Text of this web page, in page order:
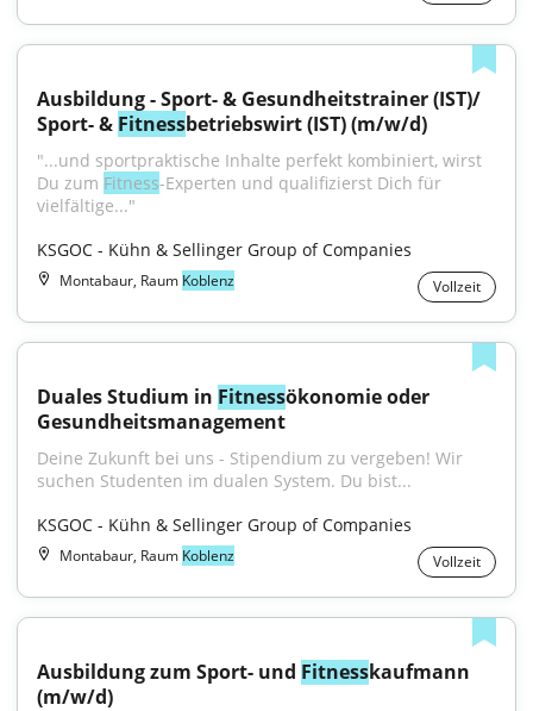
Ausbildung - Sport- & Gesundheitstrainer (IST)/
Sport- & Fitnessbetriebswirt (IST) (m/w/d)
"...und sportpraktische Inhalte perfekt kombiniert, wirst
Du zum Fitness-Experten und qualifizierst Dich für
vielfältige..."
KSGOC - Kühn & Sellinger Group of Companies
Montabaur, Raum Koblenz Vollzeit
Duales Studium in Fitnessökonomie oder
Gesundheitsmanagement
Deine Zukunft bei uns - Stipendium zu vergeben! Wir
suchen Studenten im dualen System. Du bist...
KSGOC - Kühn & Sellinger Group of Companies
Montabaur, Raum Koblenz Vollzeit
Ausbildung zum Sport- und Fitnesskaufmann
(m/w/d)